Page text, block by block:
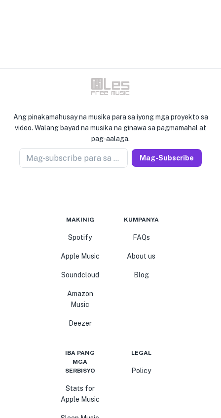
Ang pinakamahusay na musika para sa iyong mga proyekto sa
video. Walang bayad na musika na ginawa sa pagmamahal at
pag-aalaga.
Mag-subscribe para sa newseller Mag-Subscribe
MAKINIG
Spotify
Apple Music
Soundcloud
Amazon
Music
Deezer
KUMPANYA
FAQs
About us
Blog
IBA PANG
MGA
SERBISYO
Stats for
Apple Music
LEGAL
Policy